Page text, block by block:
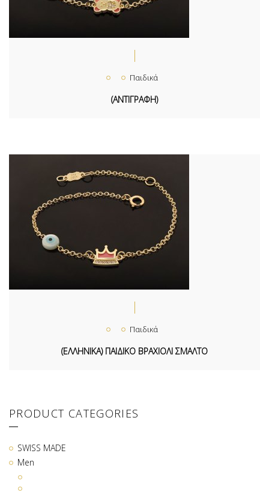
Παιδικά
(ΑΝΤΙΓΡΑΦΗ)
Παιδικά
(ΕΛΛΗΝΙΚΑ) ΠΑΙΔΙΚΟ ΒΡΑΧΙΟΛΙ ΣΜΑΛΤΟ
PRODUCT CATEGORIES
SWISS MADE
Men